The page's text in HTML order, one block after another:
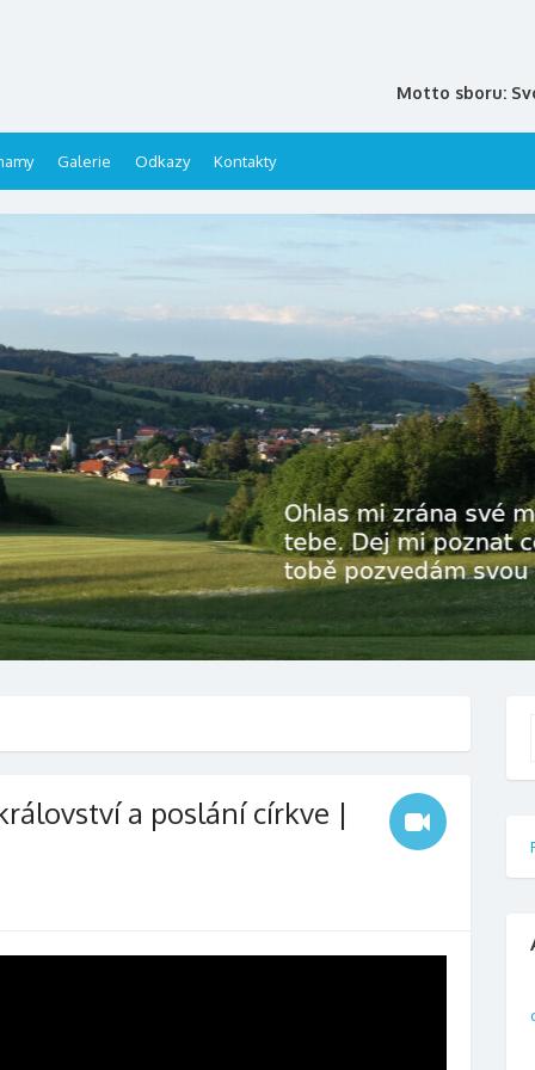
Motto sboru:
Galerie Odkazy Kontakty
a poslání církve |